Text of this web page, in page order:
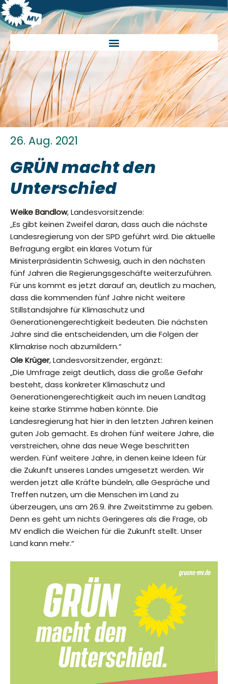
26. Aug. 2021
GRÜN macht den
Unterschied
Weike Bandlow, Landesvorsitzende:
„Es gibt keinen Zweifel daran, dass auch die nächste
Landesregierung von der SPD geführt wird. Die aktuelle
Befragung ergibt ein klares Votum für
Ministerpräsidentin Schwesig, auch in den nächsten
fünf Jahren die Regierungsgeschäfte weiterzuführen.
Für uns kommt es jetzt darauf an, deutlich zu machen,
dass die kommenden fünf Jahre nicht weitere
Stillstandsjahre für Klimaschutz und
Generationengerechtigkeit bedeuten. Die nächsten
Jahre sind die entscheidenden, um die Folgen der
Klimakrise noch abzumildern.“
Ole Krüger, Landesvorsitzender, ergänzt:
„Die Umfrage zeigt deutlich, dass die große Gefahr
besteht, dass konkreter Klimaschutz und
Generationengerechtigkeit auch im neuen Landtag
keine starke Stimme haben könnte. Die
Landesregierung hat hier in den letzten Jahren keinen
guten Job gemacht. Es drohen fünf weitere Jahre, die
verstreichen, ohne das neue Wege beschritten
werden. Fünf weitere Jahre, in denen keine Ideen für
die Zukunft unseres Landes umgesetzt werden. Wir
werden jetzt alle Kräfte bündeln, alle Gespräche und
Treffen nutzen, um die Menschen im Land zu
überzeugen, uns am 26.9. ihre Zweitstimme zu geben.
Denn es geht um nichts Geringeres als die Frage, ob
MV endlich die Weichen für die Zukunft stellt. Unser
Land kann mehr.“